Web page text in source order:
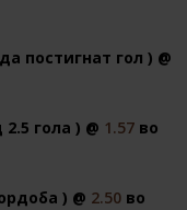
постигнат гол ) @
гола ) @ 1.57 во
) @ 2.50 во